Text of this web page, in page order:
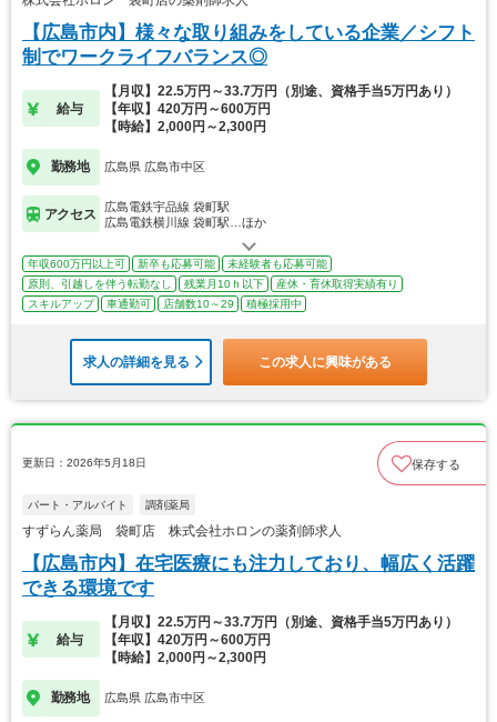
【広島市内】様々な取り組みをしている企業／シフト
制でワークライフバランス◎
給与
【月収】22.5万円～33.7万円（別途、資格手当5万円あり）
【年収】420万円～600万円
【時給】2,000円～2,300円
勤務地 広島県 広島市中区
アクセス
広島電鉄宇品線 袋町駅
広島電鉄横川線 袋町駅…ほか
年収600万円以上可 新卒も応募可能
未経験者も応募可能
原則、引越しを伴う転勤なし
残業月10ｈ以下
産休・育休取得実績有り
スキルアップ
車通勤可 店舗数10～29 積極採用中
求人の詳細を見る この求人に興味がある
更新日：2026年5月18日 保存する
パート・アルバイト 調剤薬局
すずらん薬局 袋町店 株式会社ホロンの薬剤師求人
【広島市内】在宅医療にも注力しており、幅広く活躍
できる環境です
給与
【月収】22.5万円～33.7万円（別途、資格手当5万円あり）
【年収】420万円～600万円
【時給】2,000円～2,300円
勤務地 広島県 広島市中区